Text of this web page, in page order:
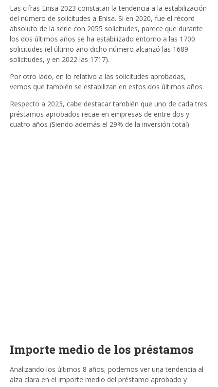
Las cifras Enisa 2023 constatan la tendencia a la estabilización
del número de solicitudes a Enisa. Si en 2020, fue el récord
absoluto de la serie con 2055 solicitudes, parece que durante
los dos últimos años se ha estabilizado entorno a las 1700
solicitudes (el último año dicho número alcanzó las 1689
solicitudes, y en 2022 las 1717).
Por otro lado, en lo relativo a las solicitudes aprobadas,
vemos que también se estabilizan en estos dos últimos años.
Respecto a 2023, cabe destacar también que uno de cada tres
préstamos aprobados recae en empresas de entre dos y
cuatro años (Siendo además el 29% de la inversión total).
Importe medio de los préstamos
Analizando los últimos 8 años, podemos ver una tendencia al
alza clara en el importe medio del préstamo aprobado y